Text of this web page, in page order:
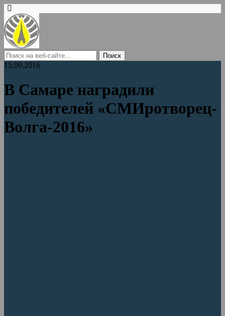
15.09.2016
В Самаре наградили
победителей «СМИротворец-
Волга-2016»